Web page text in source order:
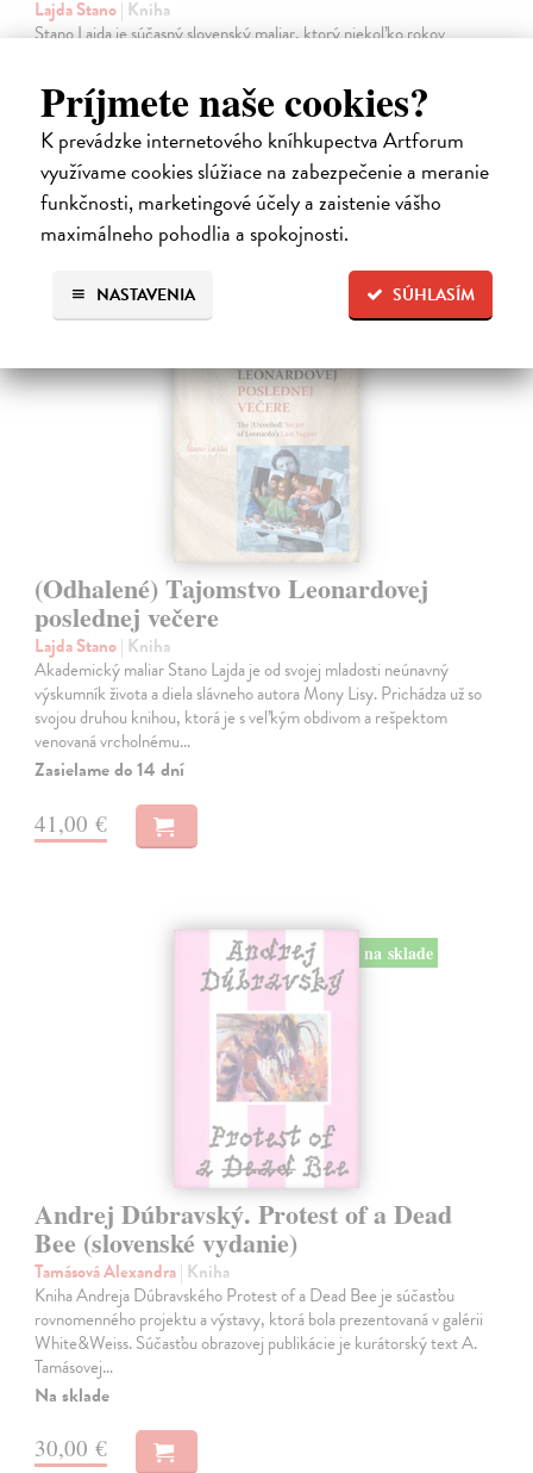
Príjmete naše cookies?
K prevádzke internetového kníhkupectva Artforum
využívame cookies slúžiace na zabezpečenie a meranie
funkčnosti, marketingové účely a zaistenie vášho
maximálneho pohodlia a spokojnosti.
SÚHLASÍM
NASTAVENIA
Lajda Stano| Kniha
Stano Lajda je súčasný slovenský maliar, ktorý niekoľko rokov
slabé…
Na sklade
31,92 €
39,90 €
(Odhalené) Tajomstvo Leonardovej
poslednej večere
Lajda Stano| Kniha
Akademický maliar Stano Lajda je od svojej mladosti neúnavný
výskumník života a diela slávneho autora Mony Lisy. Prichádza už so
svojou druhou knihou, ktorá je s veľkým obdivom a rešpektom
venovaná vrcholnému…
Zasielame do 14 dní
41,00 €
na sklade
Andrej Dúbravský. Protest of a Dead
Bee (slovenské vydanie)
Tamásová Alexandra| Kniha
Kniha Andreja Dúbravského Protest of a Dead Bee je súčasťou
rovnomenného projektu a výstavy, ktorá bola prezentovaná v galérii
White&Weiss. Súčasťou obrazovej publikácie je kurátorský text A.
Tamásovej…
Na sklade
30,00 €